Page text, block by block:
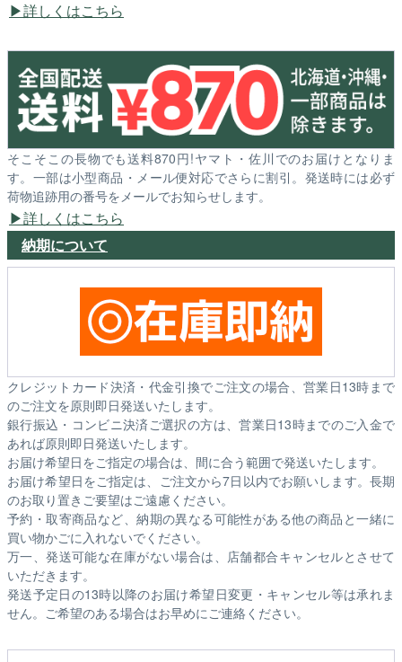
詳しくはこちら
そこそこの長物でも送料870円!ヤマト・佐川でのお届けとなりま
す。一部は小型商品・メール便対応でさらに割引。発送時には必ず
荷物追跡用の番号をメールでお知らせします。
詳しくはこちら
納期について
クレジットカード決済・代金引換でご注文の場合、営業日13時まで
のご注文を原則即日発送いたします。
銀行振込・コンビニ決済ご選択の方は、営業日13時までのご入金で
あれば原則即日発送いたします。
お届け希望日をご指定の場合は、間に合う範囲で発送いたします。
お届け希望日をご指定は、ご注文から7日以内でお願いします。長期
のお取り置きご要望はご遠慮ください。
予約・取寄商品など、納期の異なる可能性がある他の商品と一緒に
買い物かごに入れないでください。
万一、発送可能な在庫がない場合は、店舗都合キャンセルとさせて
いただきます。
発送予定日の13時以降のお届け希望日変更・キャンセル等は承れま
せん。ご希望のある場合はお早めにご連絡ください。